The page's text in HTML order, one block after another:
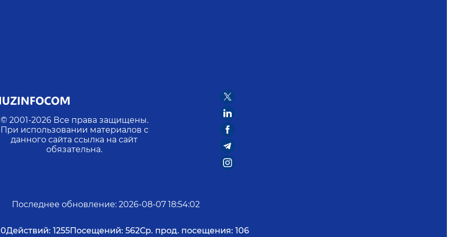
© 2001-2026 Все права защищены.
При использовании материалов с
данного сайта ссылка на сайт
обязательна.
Последнее обновление: 2026-08-07 18:54:02
0Действий: 1255Посещений: 562Ср. прод. посещения: 106